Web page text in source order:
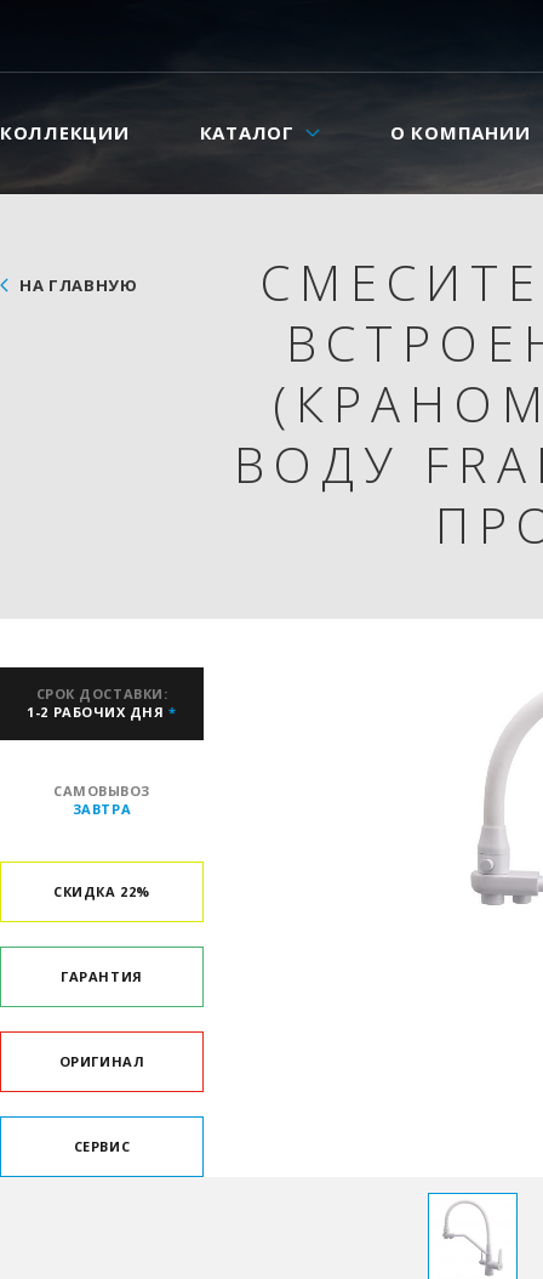
КОЛЛЕКЦИИ КАТАЛОГ О КОМПАНИИ
ВОДУ
НА ГЛАВНУЮ
СРОК ДОСТАВКИ:
1-2 РАБОЧИХ ДНЯ*
САМОВЫВОЗ
ЗАВТРА
СКИДКА 22%
ГАРАНТИЯ
ОРИГИНАЛ
СЕРВИС